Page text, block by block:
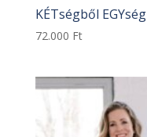
KÉTségből
72.000 Ft